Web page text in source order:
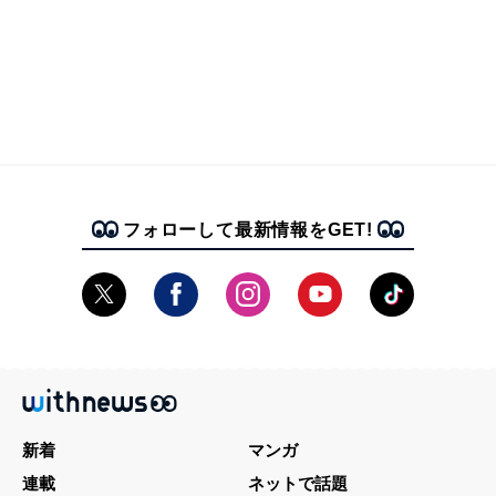
フォローして最新情報をGET!
新着
マンガ
連載
ネットで話題